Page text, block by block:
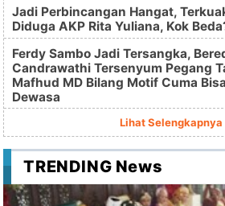
Jadi Perbincangan Hangat,
Diduga AKP Rita Yuliana, Kok
Ferdy Sambo Jadi Tersangka,
Candrawathi Tersenyum Pegang
Mafhud MD Bilang Motif Cuma
Dewasa
Lihat Selengkapnya
TRENDING News